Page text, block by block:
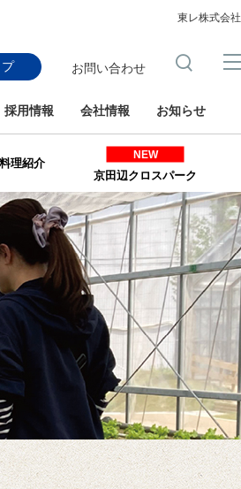
お問い合わせ
東レ株式会社
採用情報 会社情報 お知らせ
理紹介
NEW
京田辺クロスパーク